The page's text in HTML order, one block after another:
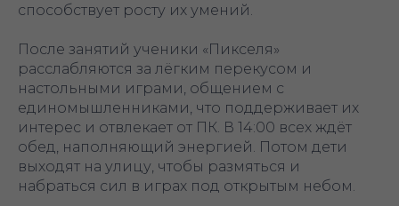
способствует росту их умений.
После занятий ученики «Пикселя»
расслабляются за лёгким перекусом и
настольными играми, общением с
единомышленниками, что поддерживает их
интерес и отвлекает от ПК. В 14:00 всех ждёт
обед, наполняющий энергией. Потом дети
выходят на улицу, чтобы размяться и
набраться сил в играх под открытым небом.